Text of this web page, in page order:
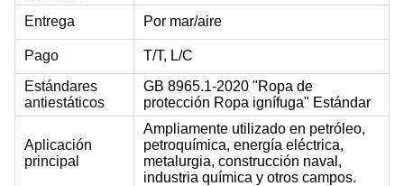
Entrega Por mar/aire
Pago
T/T, L/C
Estándares
antiestáticos
GB 8965.1-2020 "Ropa de
protección Ropa ignífuga" Estándar
Aplicación
principal
Ampliamente utilizado en petróleo,
petroquímica, energía eléctrica,
metalurgia, construcción naval,
industria química y otros campos.